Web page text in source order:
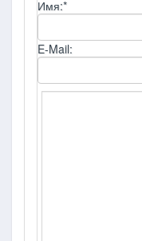
Имя:*
E-Mail: